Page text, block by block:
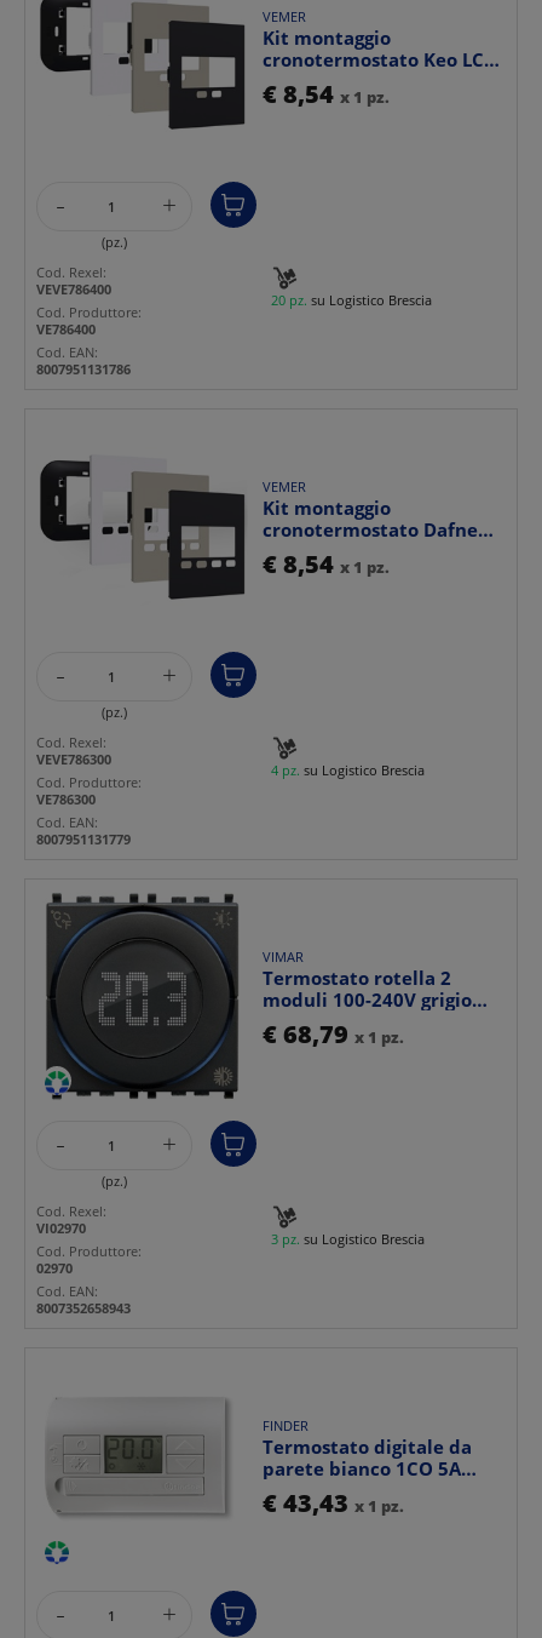
VEMER
Kit montaggio
cronotermostato Keo LCD
placche Bticino Living
NOW ...
€ 8,54 x 1 pz.
- +
(pz.)
20 pz. su Logistico Brescia
Cod. Rexel:
VEVE786400
Cod. Produttore:
VE786400
Cod. EAN:
8007951131786
VEMER
Kit montaggio
cronotermostato Dafne
Living Now bianco nero
sabbia...
€ 8,54 x 1 pz.
- +
(pz.)
4 pz. su Logistico Brescia
Cod. Rexel:
VEVE786300
Cod. Produttore:
VE786300
Cod. EAN:
8007951131779
VIMAR
Termostato rotella 2
moduli 100-240V grigio
controllo temperatura...
€ 68,79 x 1 pz.
- +
(pz.)
3 pz. su Logistico Brescia
Cod. Rexel:
VI02970
Cod. Produttore:
02970
Cod. EAN:
8007352658943
FINDER
Termostato digitale da
parete bianco 1CO 5A
batteria display cont...
€ 43,43 x 1 pz.
- +